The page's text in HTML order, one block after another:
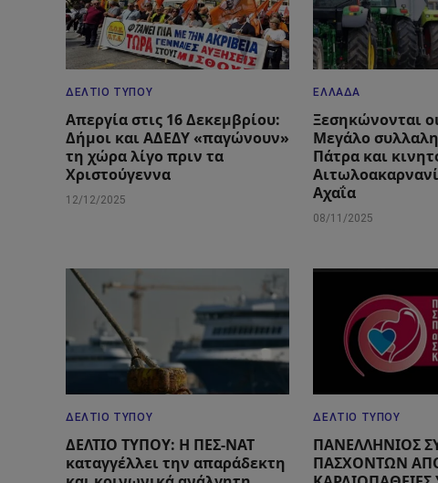
ΔΕΛΤΊΟ ΤΎΠΟΥ
Απεργία στις 16 Δεκεμβρίου:
Δήμοι και ΑΔΕΔΥ «παγώνουν»
τη χώρα λίγο πριν τα
Χριστούγεννα
12/12/2025
ΕΛΛΆΔΑ
Ξεσηκώνονται
Μεγάλο
Πάτρα και
Αχαΐα
08/11/2025
ΔΕΛΤΊΟ ΤΎΠΟΥ
ΔΕΛΤΙΟ ΤΥΠΟΥ: Η ΠΕΣ-ΝΑΤ
καταγγέλλει την απαράδεκτη
ΔΕΛΤΊΟ ΤΎΠΟΥ
ΠΑΝΕΛΛΗΝΙΟΣ
ΠΑΣΧΟΝΤΩΝ